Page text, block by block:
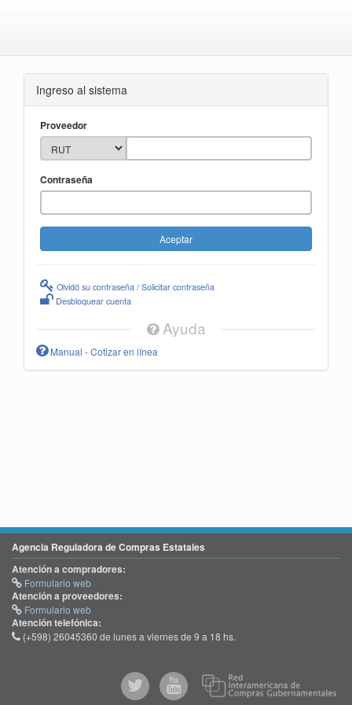
Ingreso al sistema
Proveedor
Contraseña
Olvidó su contraseña / Solicitar contraseña
Desbloquear cuenta
Ayuda
Manual - Cotizar en línea
Agencia Reguladora de Compras Estatales
Atención a compradores:
Formulario web
Atención a proveedores:
Formulario web
Atención telefónica:
(+598) 26045360 de lunes a viernes de 9 a 18 hs.
@comprasgubuy
ACCE